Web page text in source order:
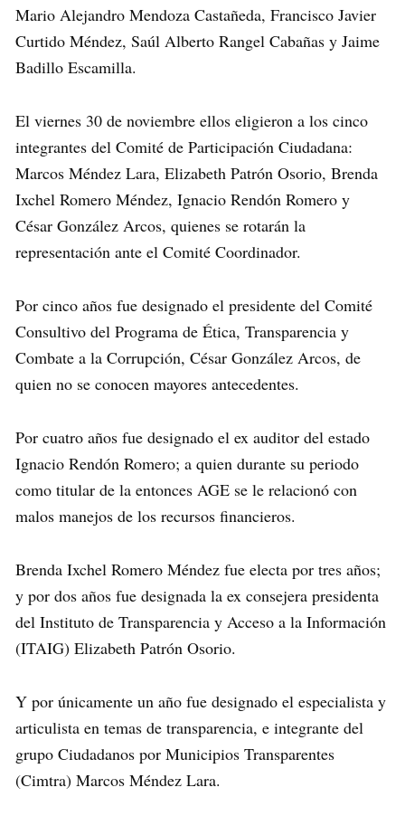
Mario Alejandro Mendoza Castañeda, Francisco Javier
Curtido Méndez, Saúl Alberto Rangel Cabañas y Jaime
Badillo Escamilla.
El viernes 30 de noviembre ellos eligieron a los cinco
integrantes del Comité de Participación Ciudadana:
Marcos Méndez Lara, Elizabeth Patrón Osorio, Brenda
Ixchel Romero Méndez, Ignacio Rendón Romero y
César González Arcos, quienes se rotarán la
representación ante el Comité Coordinador.
Por cinco años fue designado el presidente del Comité
Consultivo del Programa de Ética, Transparencia y
Combate a la Corrupción, César González Arcos, de
quien no se conocen mayores antecedentes.
Por cuatro años fue designado el ex auditor del estado
Ignacio Rendón Romero; a quien durante su periodo
como titular de la entonces AGE se le relacionó con
malos manejos de los recursos financieros.
Brenda Ixchel Romero Méndez fue electa por tres años;
y por dos años fue designada la ex consejera presidenta
del Instituto de Transparencia y Acceso a la Información
(ITAIG) Elizabeth Patrón Osorio.
Y por únicamente un año fue designado el especialista y
articulista en temas de transparencia, e integrante del
grupo Ciudadanos por Municipios Transparentes
(Cimtra) Marcos Méndez Lara.